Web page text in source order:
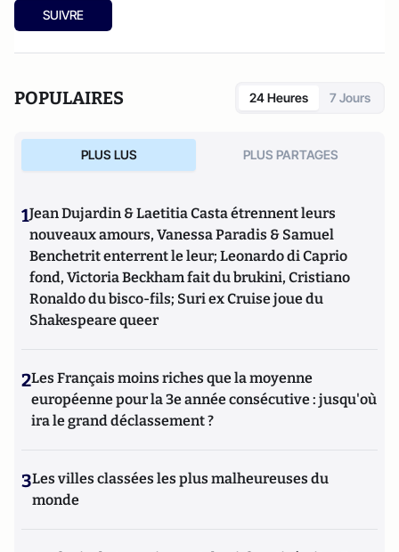
SUIVRE
POPULAIRES 24 Heures 7 Jours
PLUS LUS PLUS PARTAGES
1Jean Dujardin & Laetitia Casta étrennent leurs
nouveaux amours, Vanessa Paradis & Samuel
Benchetrit enterrent le leur; Leonardo di Caprio
fond, Victoria Beckham fait du brukini, Cristiano
Ronaldo du bisco-fils; Suri ex Cruise joue du
Shakespeare queer
2Les Français moins riches que la moyenne
européenne pour la 3e année consécutive : jusqu'où
ira le grand déclassement ?
3Les villes classées les plus malheureuses du
monde